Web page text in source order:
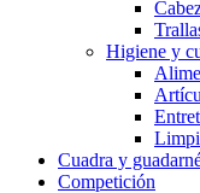
Higiene y
Cuadra y
Competición